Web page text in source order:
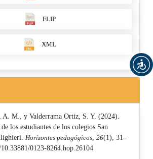
FLIP
XML
A. M., y Valderrama Ortiz, S. Y. (2024).
los estudiantes de los colegios San
Horizontes pedagógicos ,26(1), 31–
0123-8264.hop.26104